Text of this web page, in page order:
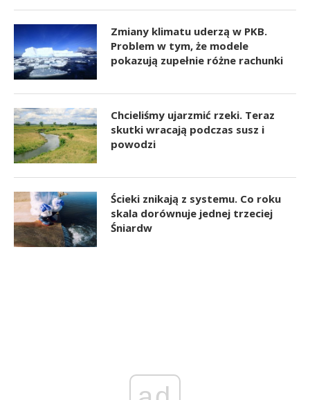
Zmiany klimatu uderzą w PKB.
Problem w tym, że modele
pokazują zupełnie różne rachunki
Chcieliśmy ujarzmić rzeki. Teraz
skutki wracają podczas susz i
powodzi
Ścieki znikają z systemu. Co roku
skala dorównuje jednej trzeciej
Śniardw